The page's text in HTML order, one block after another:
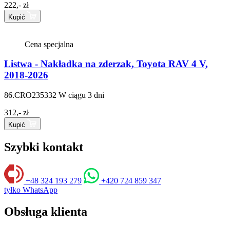
222,- zł
Kupić
Cena specjalna
Listwa - Nakładka na zderzak, Toyota RAV 4 V,
2018-2026
86.CRO235332 W ciągu 3 dni
312,- zł
Kupić
Szybki kontakt
+48 324 193 279
+420 724 859 347
tyłko WhatsApp
Obsługa klienta